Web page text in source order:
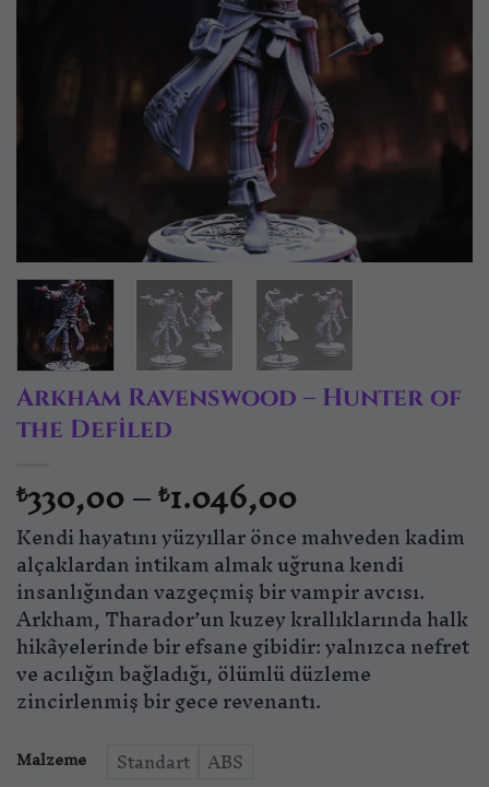
Arkham Ravenswood – Hunter of
the Defiled
₺330,00–₺1.046,00Fiyat
aralığı:
₺330,00
-
₺1.046,00
Kendi hayatını yüzyıllar önce mahveden kadim
alçaklardan intikam almak uğruna kendi
insanlığından vazgeçmiş bir vampir avcısı.
Arkham, Tharador’un kuzey krallıklarında halk
hikâyelerinde bir efsane gibidir: yalnızca nefret
ve acılığın bağladığı, ölümlü düzleme
zincirlenmiş bir gece revenantı.
Malzeme Standart ABS